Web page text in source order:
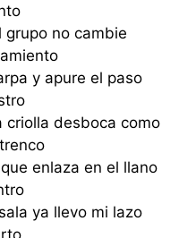
grupo no cambie
y apure el paso
desboca como
enlaza en el llano
ya llevo mi lazo